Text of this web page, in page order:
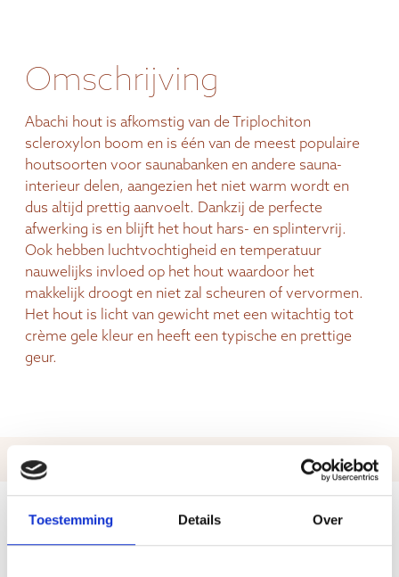
Toestemming Details Over
Omschrijving
Abachi hout is afkomstig van de Triplochiton
scleroxylon boom en is één van de meest populaire
houtsoorten voor saunabanken en andere sauna-
interieur delen, aangezien het niet warm wordt en
dus altijd prettig aanvoelt. Dankzij de perfecte
afwerking is en blijft het hout hars- en splintervrij.
Ook hebben luchtvochtigheid en temperatuur
nauwelijks invloed op het hout waardoor het
makkelijk droogt en niet zal scheuren of vervormen.
Het hout is licht van gewicht met een witachtig tot
crème gele kleur en heeft een typische en prettige
geur.
afmetingen 10 x 10 x 8 (BxDxH)